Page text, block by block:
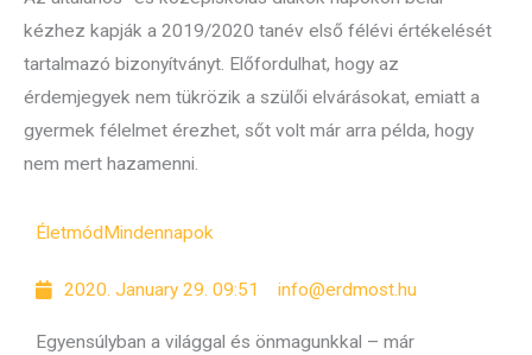
kézhez kapják a 2019/2020 tanév első félévi értékelését
tartalmazó bizonyítványt. Előfordulhat, hogy az
érdemjegyek nem tükrözik a szülői elvárásokat, emiatt a
gyermek félelmet érezhet, sőt volt már arra példa, hogy
nem mert hazamenni.
ÉletmódMindennapok
2020. January 29. 09:51 info@erdmost.hu
Egyensúlyban a világgal és önmagunkkal – már